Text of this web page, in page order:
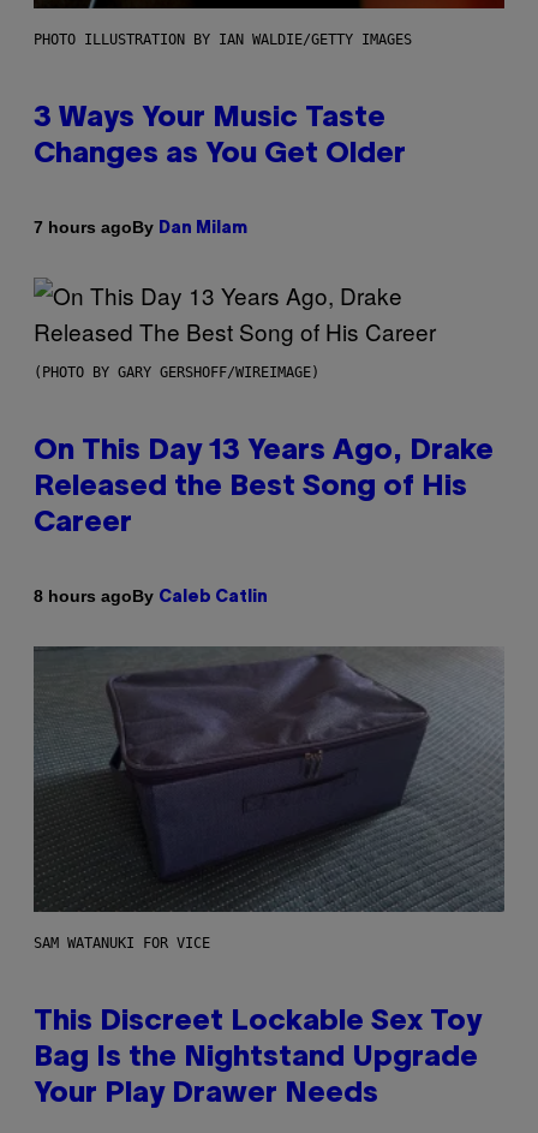
PHOTO ILLUSTRATION BY IAN WALDIE/GETTY IMAGES
3 Ways Your Music Taste
Changes as You Get Older
7 hours agoBy Dan Milam
(PHOTO BY GARY GERSHOFF/WIREIMAGE)
On This Day 13 Years Ago, Drake
Released the Best Song of His
Career
8 hours agoBy Caleb Catlin
SAM WATANUKI FOR VICE
This Discreet Lockable Sex Toy
Bag Is the Nightstand Upgrade
Your Play Drawer Needs